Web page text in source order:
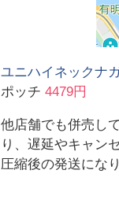
ユニハイネックナ
ポッチ 4479円
他店舗でも併売し
り、遅延やキャン
圧縮後の発送になり